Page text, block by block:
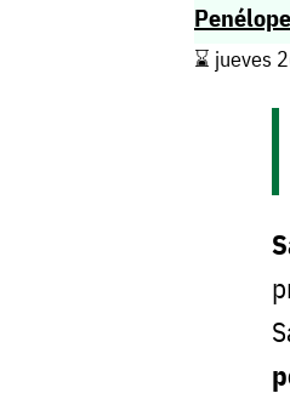
⌛️ jueves